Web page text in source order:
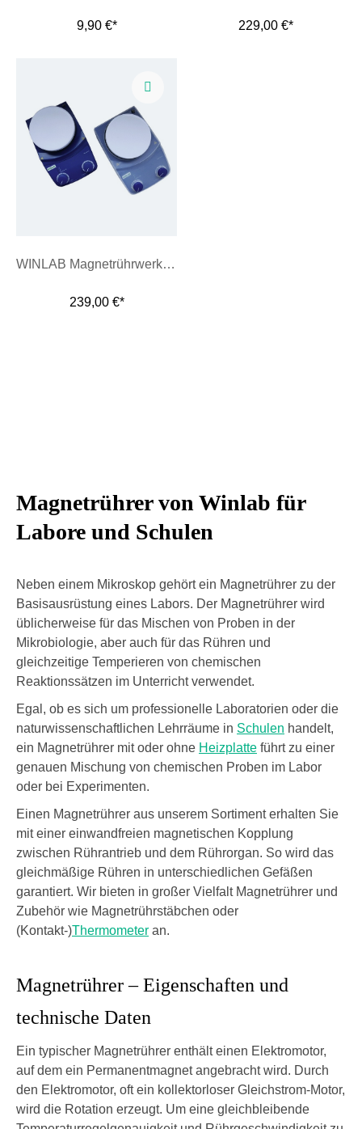
9,90 €* 229,00 €*
WINLAB Magnetrührwerk 2010 mit Heizplatte inkl. Silikon-Schutzhaube
239,00 €*
Magnetrührer von Winlab für
Labore und Schulen
Neben einem Mikroskop gehört ein Magnetrührer zu der
Basisausrüstung eines Labors. Der Magnetrührer wird
üblicherweise für das Mischen von Proben in der
Mikrobiologie, aber auch für das Rühren und
gleichzeitige Temperieren von chemischen
Reaktionssätzen im Unterricht verwendet.
Egal, ob es sich um professionelle Laboratorien oder die
naturwissenschaftlichen Lehrräume in Schulen handelt,
ein Magnetrührer mit oder ohne Heizplatte führt zu einer
genauen Mischung von chemischen Proben im Labor
oder bei Experimenten.
Einen Magnetrührer aus unserem Sortiment erhalten Sie
mit einer einwandfreien magnetischen Kopplung
zwischen Rührantrieb und dem Rührorgan. So wird das
gleichmäßige Rühren in unterschiedlichen Gefäßen
garantiert. Wir bieten in großer Vielfalt Magnetrührer und
Zubehör wie Magnetrührstäbchen oder
(Kontakt-)Thermometer an.
Magnetrührer – Eigenschaften und
technische Daten
Ein typischer Magnetrührer enthält einen Elektromotor,
auf dem ein Permanentmagnet angebracht wird. Durch
den Elektromotor, oft ein kollektorloser Gleichstrom-Motor,
wird die Rotation erzeugt. Um eine gleichbleibende